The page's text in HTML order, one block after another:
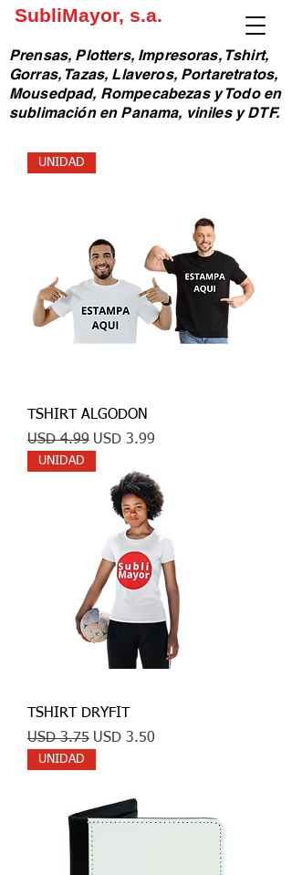
SubliMayor, s.a.
Prensas, Plotters, Impresoras, Tshirt,
Gorras, Tazas, Llaveros, Portaretratos,
Mousedpad, Rompecabezas y Todo en
sublimación en Panama, viniles y DTF.
UNIDAD
TSHIRT ALGODON
Precio
USD 4.99 Precio de oferta
USD 3.99
UNIDAD
TSHIRT DRYFIT
Precio
USD 3.75 Precio de oferta
USD 3.50
UNIDAD